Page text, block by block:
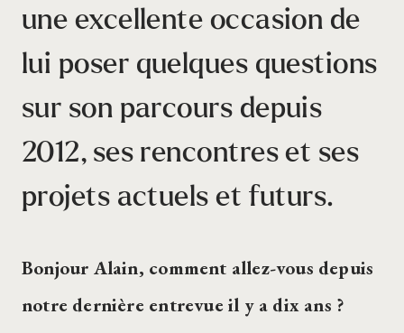
une excellente occasion de
lui poser quelques questions
sur son parcours depuis
2012, ses rencontres et ses
projets actuels et futurs.
Bonjour Alain, comment allez-vous depuis
notre dernière entrevue il y a dix ans ?